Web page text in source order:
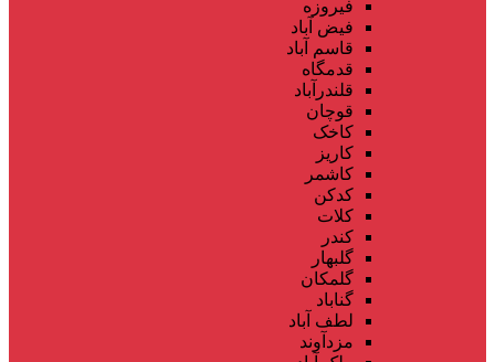
فیروزه
فیض آباد
قاسم آباد
قدمگاه
قلندرآباد
قوچان
کاخک
کاریز
کاشمر
کدکن
کلات
کندر
گلبهار
گلمکان
گناباد
لطف آباد
مزدآوند